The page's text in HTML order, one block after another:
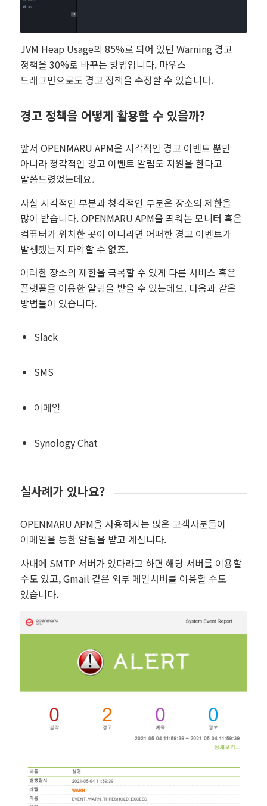
JVM Heap Usage의 85%로 되어 있던 Warning 경고
정책을 30%로 바꾸는 방법입니다. 마우스
드래그만으로도 경고 정책을 수정할 수 있습니다.
경고 정책을 어떻게 활용할 수 있을까?
앞서 OPENMARU APM은 시각적인 경고 이벤트 뿐만
아니라 청각적인 경고 이벤트 알림도 지원을 한다고
말씀드렸었는데요.
사실 시각적인 부분과 청각적인 부분은 장소의 제한을
많이 받습니다. OPENMARU APM을 띄워논 모니터 혹은
컴퓨터가 위치한 곳이 아니라면 어떠한 경고 이벤트가
발생했는지 파악할 수 없죠.
이러한 장소의 제한을 극복할 수 있게 다른 서비스 혹은
플랫폼을 이용한 알림을 받을 수 있는데요. 다음과 같은
방법들이 있습니다.
Slack
SMS
이메일
Synology Chat
실사례가 있나요?
OPENMARU APM을 사용하시는 많은 고객사분들이
이메일을 통한 알림을 받고 계십니다.
사내에 SMTP 서버가 있다라고 하면 해당 서버를 이용할
수도 있고, Gmail 같은 외부 메일서버를 이용할 수도
있습니다.